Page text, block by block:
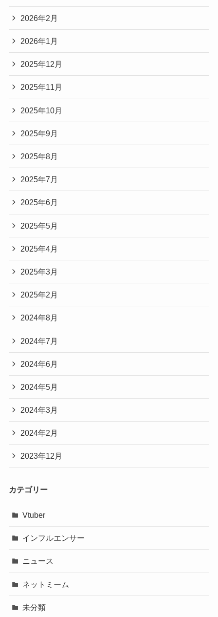
2026年2月
2026年1月
2025年12月
2025年11月
2025年10月
2025年9月
2025年8月
2025年7月
2025年6月
2025年5月
2025年4月
2025年3月
2025年2月
2024年8月
2024年7月
2024年6月
2024年5月
2024年3月
2024年2月
2023年12月
カテゴリー
Vtuber
インフルエンサー
ニュース
ネットミーム
未分類